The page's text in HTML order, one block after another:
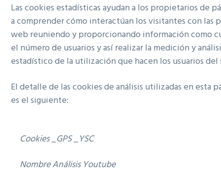
Las cookies estadísticas ayudan a los propietarios de
a comprender cómo interactúan los visitantes con las
web reuniendo y proporcionando información como
el número de usuarios y así realizar la medición y
estadístico de la utilización que hacen los usuarios
El detalle de las cookies de análisis utilizadas en esta
es el siguiente:
Cookies _GPS _YSC
Nombre Análisis Youtube